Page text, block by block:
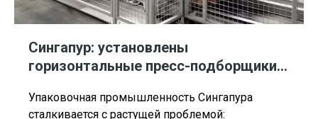
Сингапур: установлены
горизонтальные пресс-подборщики
Упаковочная промышленность Сингапура
сталкивается с растущей проблемой: